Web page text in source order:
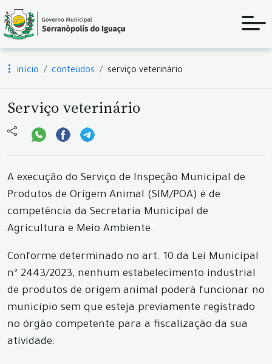
início conteúdos serviço veterinário
Serviço veterinário
A execução do Serviço de Inspeção Municipal de
Produtos de Origem Animal (SIM/POA) é de
competência da Secretaria Municipal de
Agricultura e Meio Ambiente.
Conforme determinado no art. 10 da Lei Municipal
nº 2443/2023, nenhum estabelecimento industrial
de produtos de origem animal poderá funcionar no
município sem que esteja previamente registrado
no órgão competente para a fiscalização da sua
atividade.